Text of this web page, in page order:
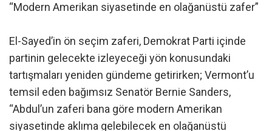
“Modern Amerikan siyasetinde en olağanüstü zafer”
El-Sayed’in ön seçim zaferi, Demokrat Parti içinde
partinin gelecekte izleyeceği yön konusundaki
tartışmaları yeniden gündeme getirirken; Vermont’u
temsil eden bağımsız Senatör Bernie Sanders,
“Abdul’un zaferi bana göre modern Amerikan
siyasetinde aklıma gelebilecek en olağanüstü